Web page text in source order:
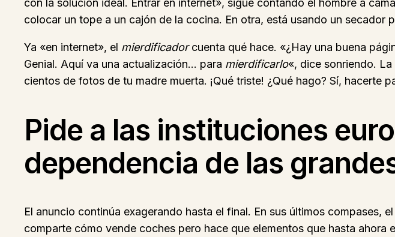
con la solución ideal. Entrar en internet», sigue contando el hombre a
colocar un tope a un cajón de la cocina. En otra, está usando un secador
Ya «en internet», el mierdificadorcuenta qué hace. «¿Hay una buena
Genial. Aquí va una actualización… para mierdificarlo«, dice sonriendo.
cientos de fotos de tu madre muerta. ¡Qué triste! ¿Qué hago? Sí, hacerte
Pide a las instituciones
dependencia de las
El anuncio continúa exagerando hasta el final. En sus últimos compases, el
comparte cómo vende coches pero hace que elementos que hasta